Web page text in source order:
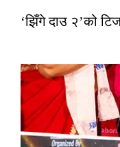
‘झिँगे दाउ २’को